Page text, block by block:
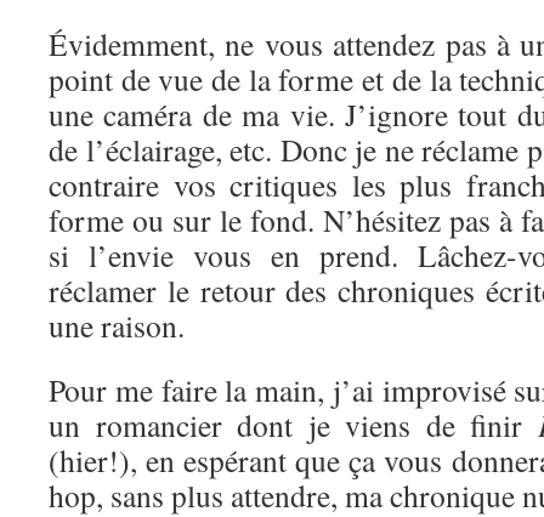
Évidemment, ne vous attendez pas à
point de vue de la forme et de la
une caméra de ma vie. J’ignore tout
de l’éclairage, etc. Donc je ne réclame
contraire vos critiques les plus
forme ou sur le fond. N’hésitez pas à
si l’envie vous en prend. Lâchez-
réclamer le retour des chroniques
une raison.
Pour me faire la main, j’ai improvisé
un romancier dont je viens de finir
(hier!), en espérant que ça vous
hop, sans plus attendre, ma chronique